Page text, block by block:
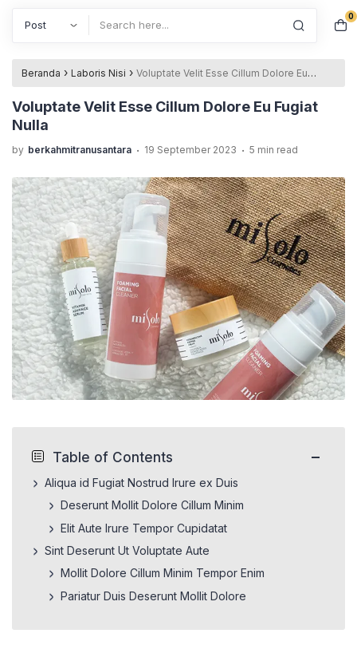
0
Beranda › Laboris Nisi › Voluptate Velit Esse Cillum Dolore Eu
Fugiat Nulla
Voluptate Velit Esse Cillum Dolore Eu Fugiat
Nulla
by berkahmitranusantara . 19 September 2023 . 5 min read
Table of Contents −
Aliqua id Fugiat Nostrud Irure ex Duis
Deserunt Mollit Dolore Cillum Minim
Elit Aute Irure Tempor Cupidatat
Sint Deserunt Ut Voluptate Aute
Mollit Dolore Cillum Minim Tempor Enim
Pariatur Duis Deserunt Mollit Dolore